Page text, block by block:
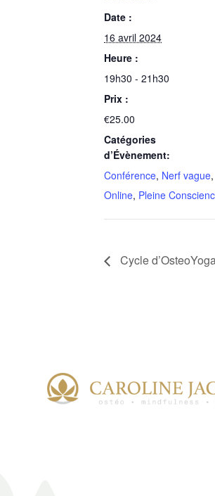
Date :
16 avril 2024
Heure :
19h30 - 21h30
Prix :
€25.00
Catégories
d’Évènement:
Conférence, Nerf vague,
Online, Pleine
Cycle